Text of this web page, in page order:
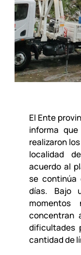
El Ente
informa
realizaron
localidad
acuerdo al
se continúa
días. Bajo
concentran
dificultades
cantidad de